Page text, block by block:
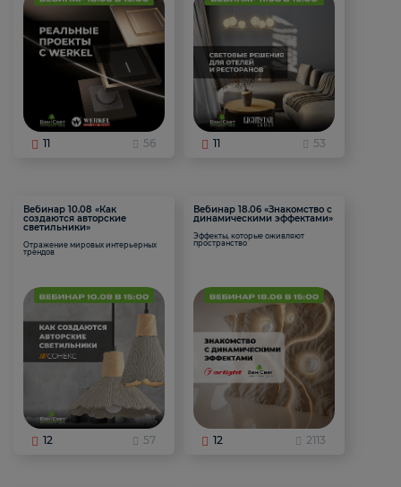
11 56 11 53
Вебинар 10.08 «Как
создаются авторские
светильники»
Отражение мировых интерьерных
трендов
12 57
Вебинар 18.06 «Знакомство с
динамическими эффектами»
Эффекты, которые оживляют
пространство
12 2113